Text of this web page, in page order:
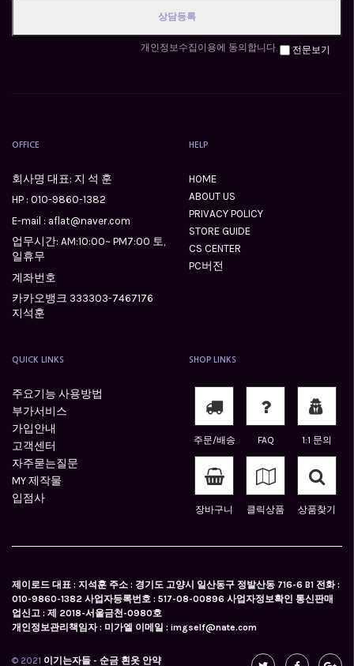
개인정보수집이용에 동의합니다. 전문보기
OFFICE
회사명 대표: 지 석 훈
HP : 010-9860-1382
E-mail : aflat@naver.com
업무시간: AM:10:00~ PM7:00 토,
일휴무
계좌번호
카카오뱅크 333303-7467176
지석훈
HELP
HOME
ABOUT US
PRIVACY POLICY
STORE GUIDE
CS CENTER
PC버전
QUICK LINKS
주요기능 사용방법
부가서비스
가입안내
고객센터
자주묻는질문
MY 제작물
입점사
SHOP LINKS
주문/배송 FAQ 1:1 문의
장바구니 클릭상품 상품찾기
제이로드 대표 : 지석훈 주소 : 경기도 고양시 일산동구 정발산동 716-6 B1 전화 :
010-9860-1382 사업자등록번호 : 517-08-00896 사업자정보확인 통신판매
업신고 : 제 2018-서울금천-0980호
개인정보관리책임자 : 미가엘 이메일 : imgself@nate.com
© 2021 이기는자들 - 순금 흰옷 안약